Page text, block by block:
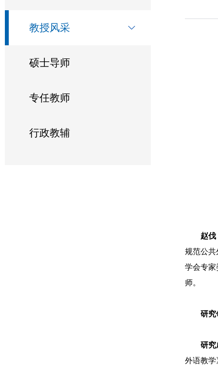
教授风采
硕士导师
专任教师
行政教辅
赵伐
规范公共
学会专家
师。
研究
研究
外语教学